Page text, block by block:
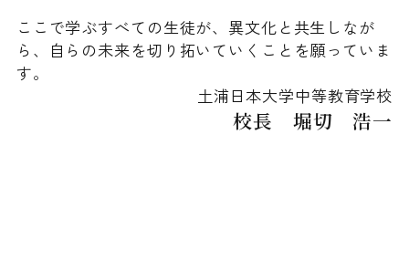
ここで学ぶすべての生徒が、異文化と共生しなが
ら、自らの未来を切り拓いていくことを願っていま
す。
土浦日本大学中等教育学校
校長 堀切 浩一